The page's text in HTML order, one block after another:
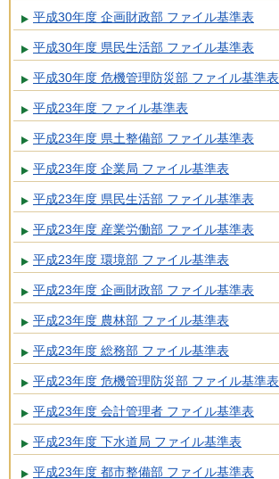
平成30年度 企画財政部 ファイル基準表
平成30年度 県民生活部 ファイル基準表
平成30年度 危機管理防災部 ファイル基準表
平成23年度 ファイル基準表
平成23年度 県土整備部 ファイル基準表
平成23年度 企業局 ファイル基準表
平成23年度 県民生活部 ファイル基準表
平成23年度 産業労働部 ファイル基準表
平成23年度 環境部 ファイル基準表
平成23年度 企画財政部 ファイル基準表
平成23年度 農林部 ファイル基準表
平成23年度 総務部 ファイル基準表
平成23年度 危機管理防災部 ファイル基準表
平成23年度 会計管理者 ファイル基準表
平成23年度 下水道局 ファイル基準表
平成23年度 都市整備部 ファイル基準表